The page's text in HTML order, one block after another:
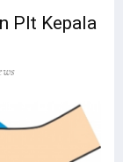
Plt Kepala